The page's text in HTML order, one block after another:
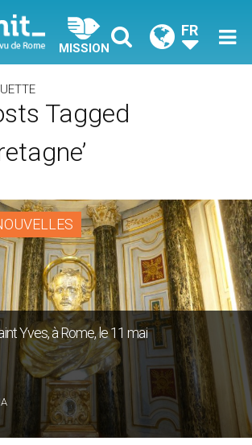
MISSION
FR
Tagged
Yves, à Rome, le 11 mai